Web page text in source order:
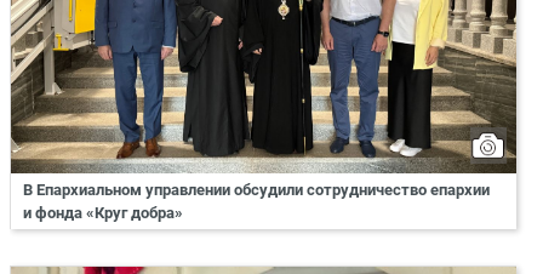
В Епархиальном управлении обсудили сотрудничество епархии
и фонда «Круг добра»